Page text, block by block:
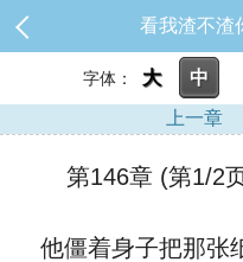
看我渣不渣
字体： 大 中
上一章
第146章 (第1/2
他僵着身子把那张